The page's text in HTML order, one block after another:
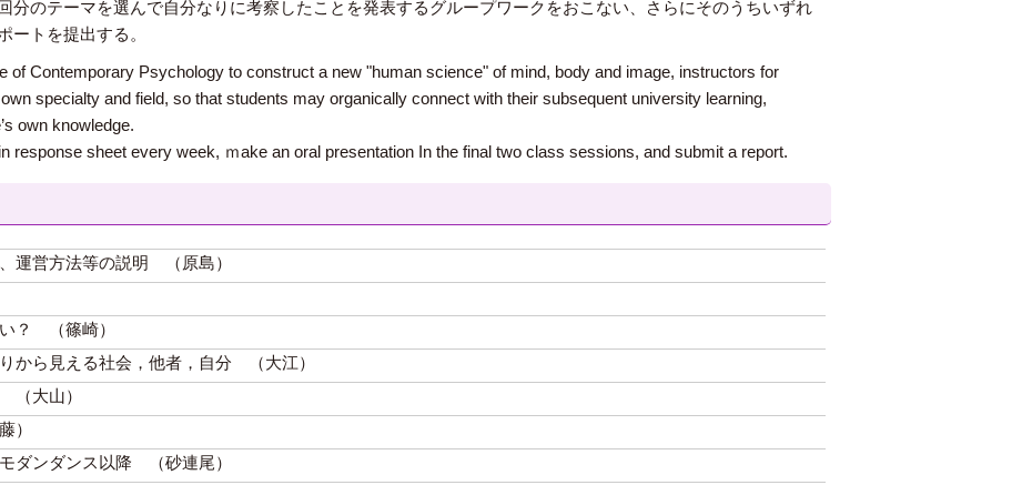
分のテーマを選んで自分なりに考察したことを発表するグループワークをおこない、さらにそのうちいずれ
ートを提出する。
of Contemporary Psychology to construct a new "human science" of mind, body and image, instructors for
specialty and field, so that students may organically connect with their subsequent university learning,
own knowledge.
response sheet every week, ｍake an oral presentation In the final two class sessions, and submit a report.
運営方法等の説明 （原島）
？ （篠崎）
から見える社会，他者，自分 （大江）
（大山）
）
ダンダンス以降 （砂連尾）